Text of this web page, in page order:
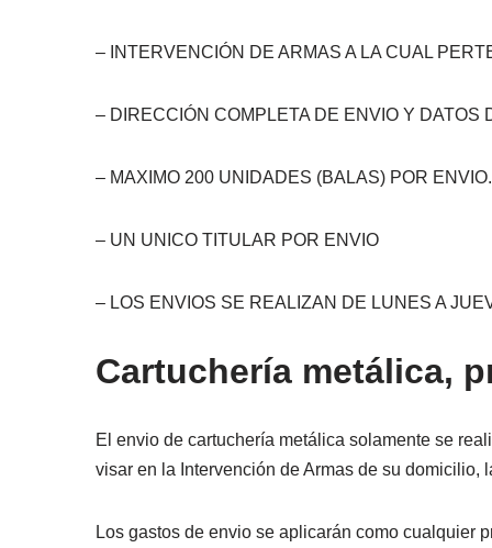
– INTERVENCIÓN DE ARMAS A LA CUAL
– DIRECCIÓN COMPLETA DE ENVIO Y DATOS
– MAXIMO 200 UNIDADES (BALAS) POR
– UN UNICO TITULAR POR ENVIO
– LOS ENVIOS SE REALIZAN DE LUNES A
Cartuchería metálica,
El envio de cartuchería metálica solamente se
visar en la Intervención de Armas de su
Los gastos de envio se aplicarán como cualquier